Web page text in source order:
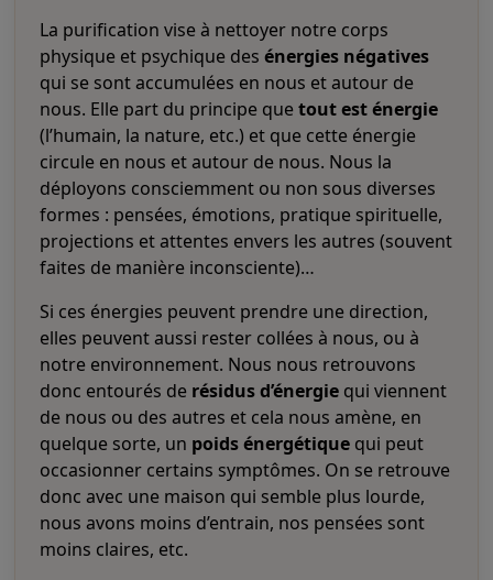
La purification vise à nettoyer notre corps
physique et psychique desénergies négatives
qui se sont accumulées en nous et autour de
nous. Elle part du principe quetout est énergie
(l’humain, la nature, etc.) et que cette énergie
circule en nous et autour de nous. Nous la
déployons consciemment ou non sous diverses
formes : pensées, émotions, pratique spirituelle,
projections et attentes envers les autres (souvent
faites de manière inconsciente)…
Si ces énergies peuvent prendre une direction,
elles peuvent aussi rester collées à nous, ou à
notre environnement. Nous nous retrouvons
donc entourés de résidus d’énergie qui viennent
de nous ou des autres et cela nous amène, en
quelque sorte, un poids énergétique qui peut
occasionner certains symptômes. On se retrouve
donc avec une maison qui semble plus lourde,
nous avons moins d’entrain, nos pensées sont
moins claires, etc.